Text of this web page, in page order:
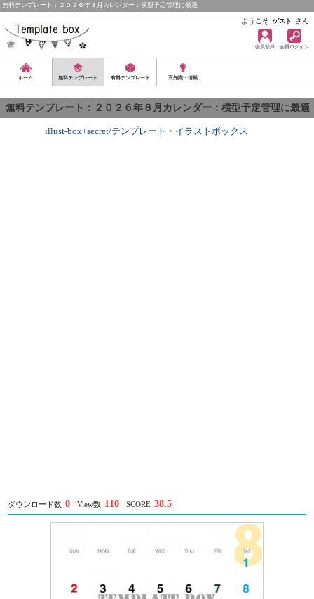
無料テンプレート：２０２６年８月カレンダー：横型予定管理に最適
ようこそ ゲスト さん
会員登録 会員ログイン
ホーム 無料テンプレート 有料テンプレート 豆知識・情報
無料テンプレート：２０２６年８月カレンダー：横型予定管理に最適
illust-box+secret/テンプレート ・ イラストボックス
ダウンロード数 0 View数 110 SCORE 38.5